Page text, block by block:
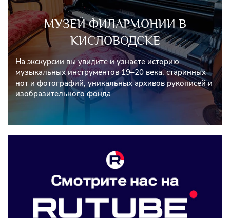
МУЗЕЙ ФИЛАРМОНИИ В
КИСЛОВОДСКЕ
На экскурсии вы увидите и узнаете историю
музыкальных инструментов 19–20 века, старинных
нот и фотографий, уникальных архивов рукописей и
изобразительного фонда